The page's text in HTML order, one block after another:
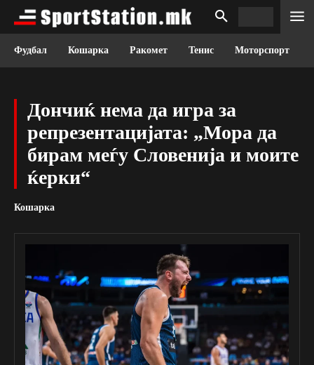
Фудбал Кошарка Ракомет Тенис Моторспорт
Дончиќ нема да игра за
репрезентацијата: „Мора да
бирам меѓу Словенија и моите
ќерки“
Кошарка